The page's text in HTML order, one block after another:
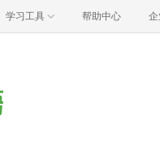
学习工具 帮助中心 企